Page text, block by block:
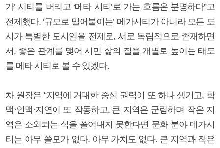
가’ 시티를 버리고 ‘메타 시티’로 가는 흐름은 분명하다”고
전제했다. ‘규모로 밀어붙이는’ 메가시티가 아니라 모든 도
시가 특별한 도시임을 전제로, 서로 독립적으로 존재하면
서, 좋은 관계를 맺어 시민 삶의 질을 개별로 높이는 태도
를 메타 시티로 볼 수 있겠다.
차 원장은 “지역에 거대한 중심 권력이 또 하나 생기고, 학
맥·인맥·지연이 또 작동하고, 큰 지역은 군림하며 작은 지
역은 소외되는 식을 쓸어내지 못한다면 문화 분야 메가시
티는 아무 쓸모가 없다. 아무 가치도 없다. 큰 지역과 작은